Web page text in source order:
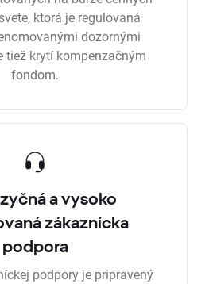
ktorá je regulovaná
dozornými
tiež krytí kompenzačným
fondom.
a vysoko
zákaznícka
podpora
podpory je pripravený